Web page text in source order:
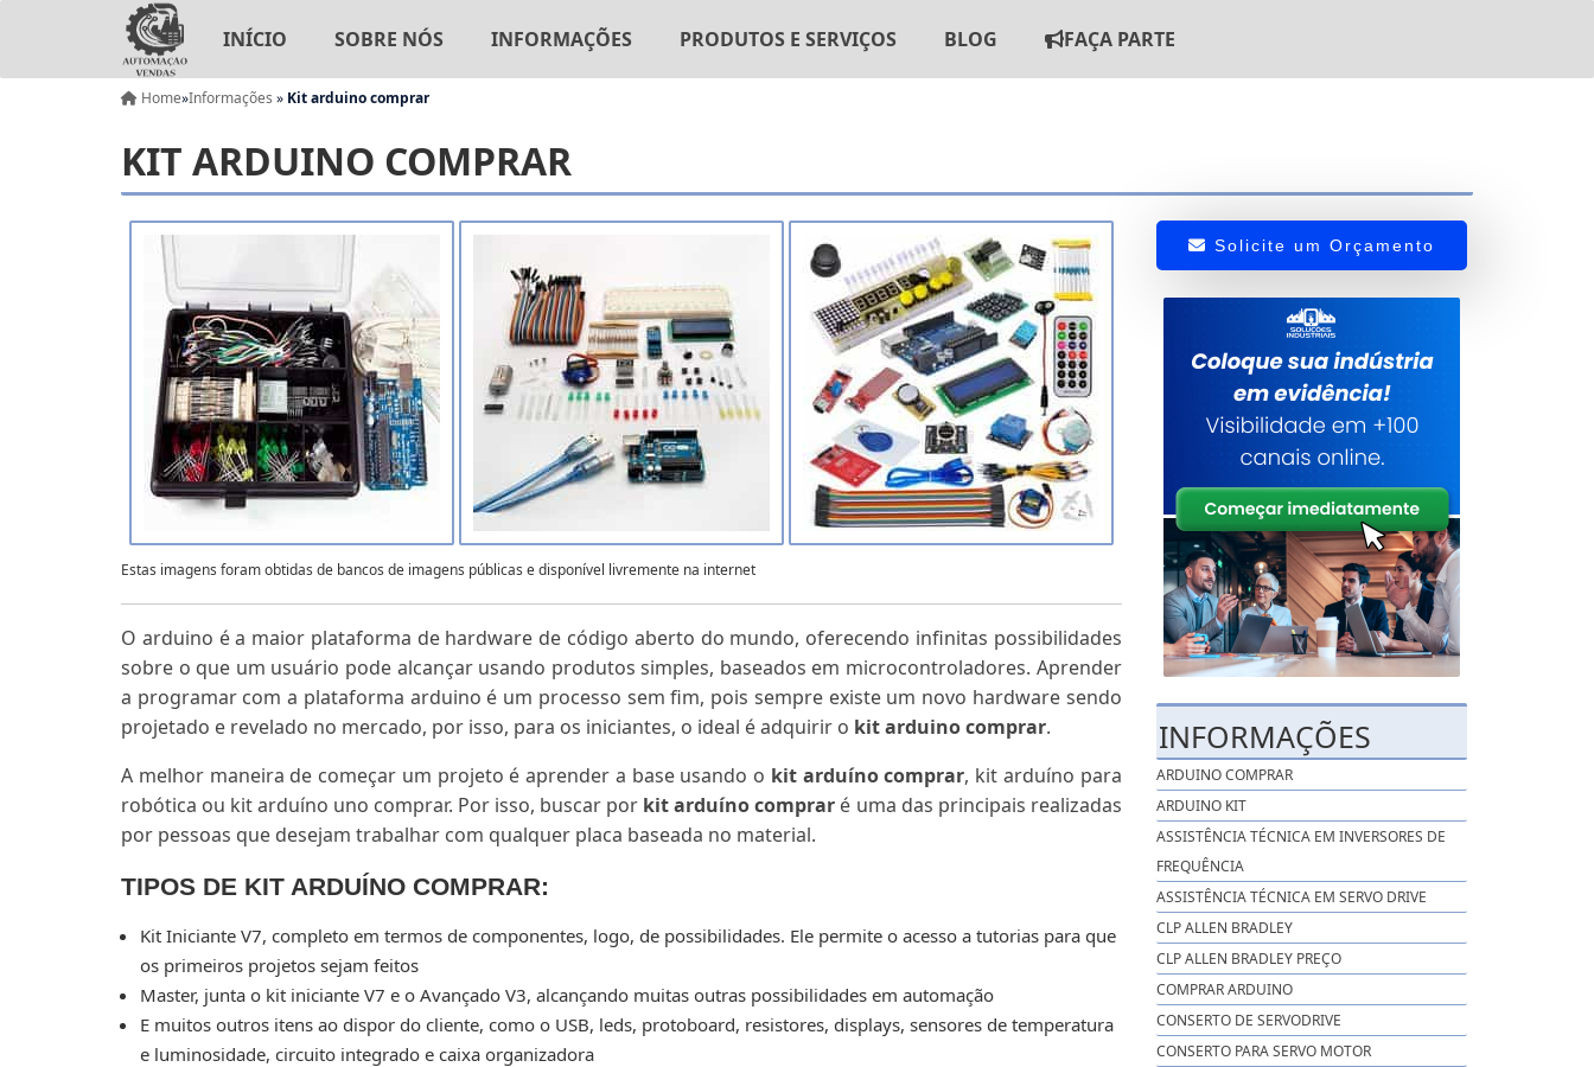
INÍCIO SOBRE NÓS INFORMAÇÕES PRODUTOS E SERVIÇOS BLOG FAÇA PARTE
Home»Informações » Kit arduino comprar
KIT ARDUINO COMPRAR
Estas imagens foram obtidas de bancos de imagens públicas e disponível livremente na internet
O arduino é a maior plataforma de hardware de código aberto do mundo, oferecendo infinitas possibilidades
sobre o que um usuário pode alcançar usando produtos simples, baseados em microcontroladores. Aprender
a programar com a plataforma arduino é um processo sem fim, pois sempre existe um novo hardware sendo
projetado e revelado no mercado, por isso, para os iniciantes, o ideal é adquirir o kit arduino comprar.
A melhor maneira de começar um projeto é aprender a base usando o kit arduíno comprar, kit arduíno para
robótica ou kit arduíno uno comprar. Por isso, buscar por kit arduíno comprar é uma das principais realizadas
por pessoas que desejam trabalhar com qualquer placa baseada no material.
TIPOS DE KIT ARDUÍNO COMPRAR:
Kit Iniciante V7, completo em termos de componentes, logo, de possibilidades. Ele permite o acesso a tutorias para que
os primeiros projetos sejam feitos
Master, junta o kit iniciante V7 e o Avançado V3, alcançando muitas outras possibilidades em automação
E muitos outros itens ao dispor do cliente, como o USB, leds, protoboard, resistores, displays, sensores de temperatura
e luminosidade, circuito integrado e caixa organizadora
Solicite um Orçamento
INFORMAÇÕES
ARDUINO COMPRAR
ARDUINO KIT
ASSISTÊNCIA TÉCNICA EM INVERSORES DE
FREQUÊNCIA
ASSISTÊNCIA TÉCNICA EM SERVO DRIVE
CLP ALLEN BRADLEY
CLP ALLEN BRADLEY PREÇO
COMPRAR ARDUINO
CONSERTO DE SERVODRIVE
CONSERTO PARA SERVO MOTOR